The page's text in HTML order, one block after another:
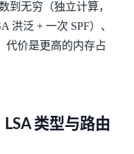
到无穷（独立计算，
洪泛 + 一次 SPF）、
代价是更高的内存占
类型与路由